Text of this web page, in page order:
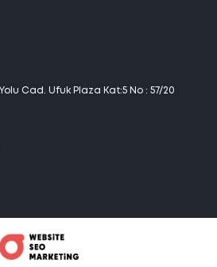
Cad. Ufuk Plaza Kat:5 No : 57/20